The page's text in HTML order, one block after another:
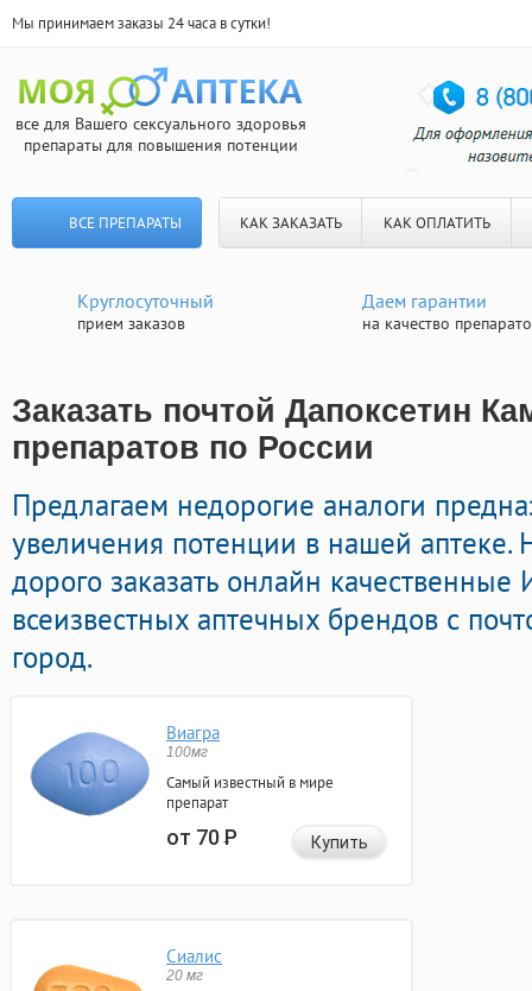
Мы принимаем заказы 24 часа в сутки!
все для Вашего сексуального здоровья
препараты для повышения потенции
ВСЕ ПРЕПАРАТЫ КАК ЗАКАЗАТЬ КАК ОПЛАТИТЬ
Круглосуточный
прием заказов
Даем гарантии
на качество
Заказать почтой Дапоксетин
препаратов по России
Предлагаем недорогие аналоги
увеличения потенции в нашей
дорого заказать онлайн
всеизвестных аптечных брендов с
город.
Виагра
100мг
Самый известный в мире
препарат
от 70Р Купить
Сиалис
20 мг